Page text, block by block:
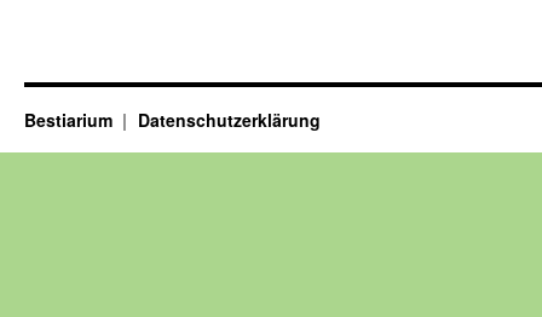
Bestiarium Datenschutzerklärung